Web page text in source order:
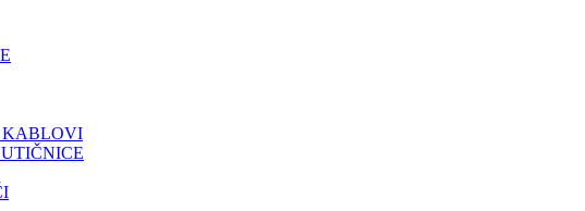
KABLOVI